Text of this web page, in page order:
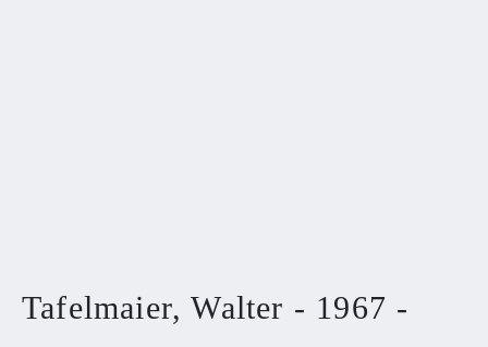
Tafelmaier, Walter - 1967 -